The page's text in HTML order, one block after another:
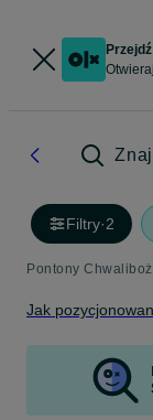
Filtry·2
Pontony
Jak